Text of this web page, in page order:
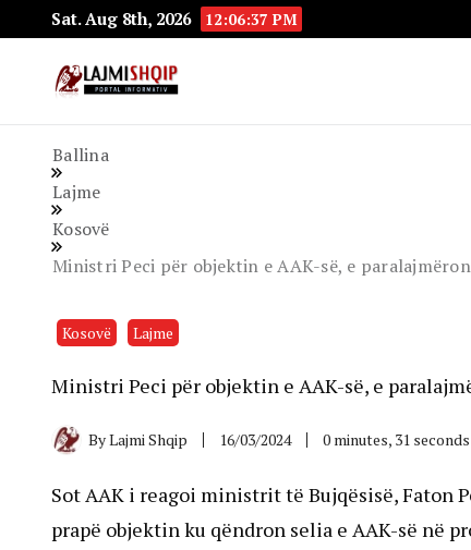
Sat. Aug 8th, 2026 12:06:38 PM
Ballina
Lajme
Kosovë
Ministri Peci për objektin e AAK-së, e
Kosovë Lajme
Ministri Peci për objektin e AAK-së, e
ByLajmi Shqip 16/03/2024 0 minutes, 31
Sot AAK i reagoi ministrit të Bujqësisë, Faton
prapë objektin ku qëndron selia e AAK-së në